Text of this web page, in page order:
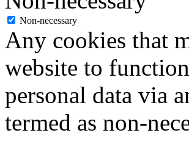
Non-necessary
Any cookies that
website to
personal data via
termed as non-